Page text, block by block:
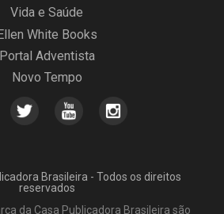
Vida e Saúde
White Books
Portal Adventista
Novo Tempo
Brasileira - Todos os direitos
reservados
da Casa Publicadora Brasileira são